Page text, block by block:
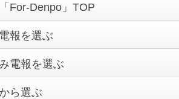
For-Denpo」TOP
報を選ぶ
電報を選ぶ
ら選ぶ